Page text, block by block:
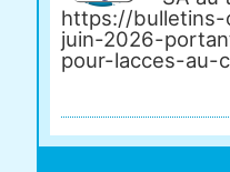
https://
juin-2026-
pour-lacces-au-